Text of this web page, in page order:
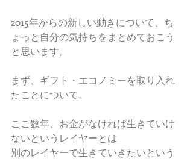
2015年からの新しい動きについて、ち
ょっと自分の気持ちをまとめておこう
と思います。
まず、ギフト・エコノミーを取り入れ
たことについて。
ここ数年、お金がなければ生きていけ
ないというレイヤーとは
別のレイヤーで生きていきたいという